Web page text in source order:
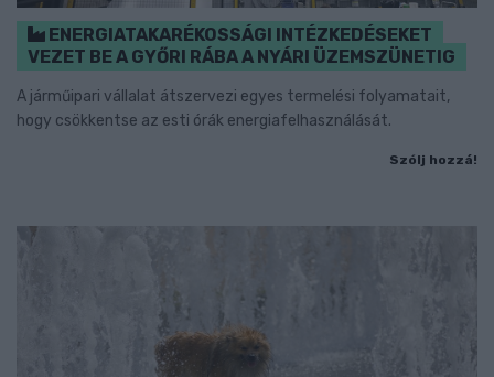
ENERGIATAKARÉKOSSÁGI INTÉZKEDÉSEKET
VEZET BE A GYŐRI RÁBA A NYÁRI ÜZEMSZÜNETIG
A járműipari vállalat átszervezi egyes termelési folyamatait,
hogy csökkentse az esti órák energiafelhasználását.
Szólj hozzá!